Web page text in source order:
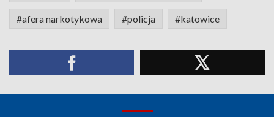
#afera narkotykowa #policja #katowice